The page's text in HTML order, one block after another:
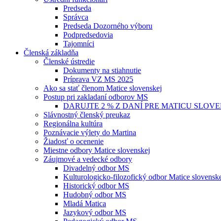
Predseda
Správca
Predseda Dozorného výboru
Podpredsedovia
Tajomníci
Členská základňa
Členské ústredie
Dokumenty na stiahnutie
Príprava VZ MS 2025
Ako sa stať členom Matice slovenskej
Postup pri zakladaní odborov MS
DARUJTE 2 % Z DANÍ PRE MATICU
Slávnostný členský preukaz
Regionálna kultúra
Poznávacie výlety do Martina
Žiadosť o ocenenie
Miestne odbory Matice slovenskej
Záujmové a vedecké odbory
Divadelný odbor MS
Kulturologicko-filozofický odbor Matice
Historický odbor MS
Hudobný odbor MS
Mladá Matica
Jazykový odbor MS